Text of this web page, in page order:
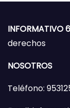
INFORMATIVO
derechos
NOSOTROS
Teléfono: